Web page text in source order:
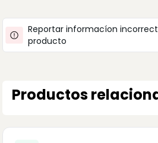
Reportar informacíon
producto
Productos